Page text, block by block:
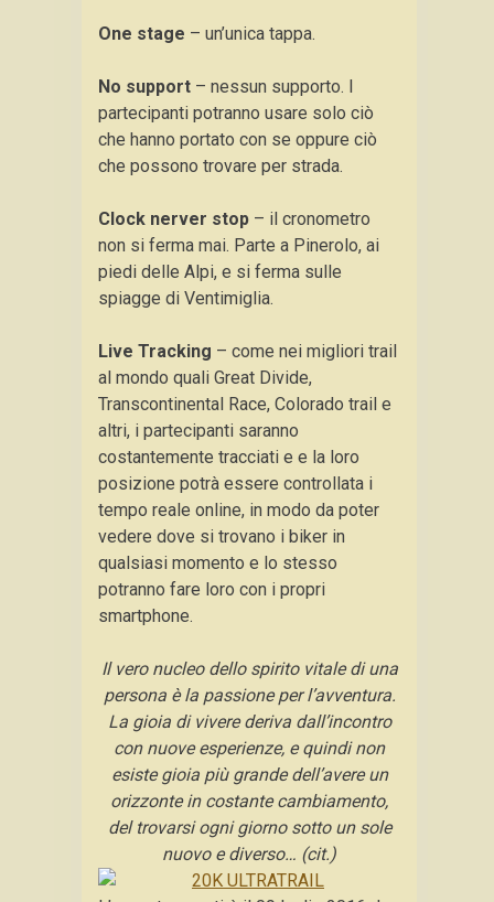
One stage – un’unica tappa.
No support – nessun supporto. I
partecipanti potranno usare solo ciò
che hanno portato con se oppure ciò
che possono trovare per strada.
Clock nerver stop – il cronometro
non si ferma mai. Parte a Pinerolo, ai
piedi delle Alpi, e si ferma sulle
spiagge di Ventimiglia.
Live Tracking – come nei migliori trail
al mondo quali Great Divide,
Transcontinental Race, Colorado trail e
altri, i partecipanti saranno
costantemente tracciati e e la loro
posizione potrà essere controllata i
tempo reale online, in modo da poter
vedere dove si trovano i biker in
qualsiasi momento e lo stesso
potranno fare loro con i propri
smartphone.
Il vero nucleo dello spirito vitale di una
persona è la passione per l’avventura.
La gioia di vivere deriva dall’incontro
con nuove esperienze, e quindi non
esiste gioia più grande dell’avere un
orizzonte in costante cambiamento,
del trovarsi ogni giorno sotto un sole
nuovo e diverso… (cit.)